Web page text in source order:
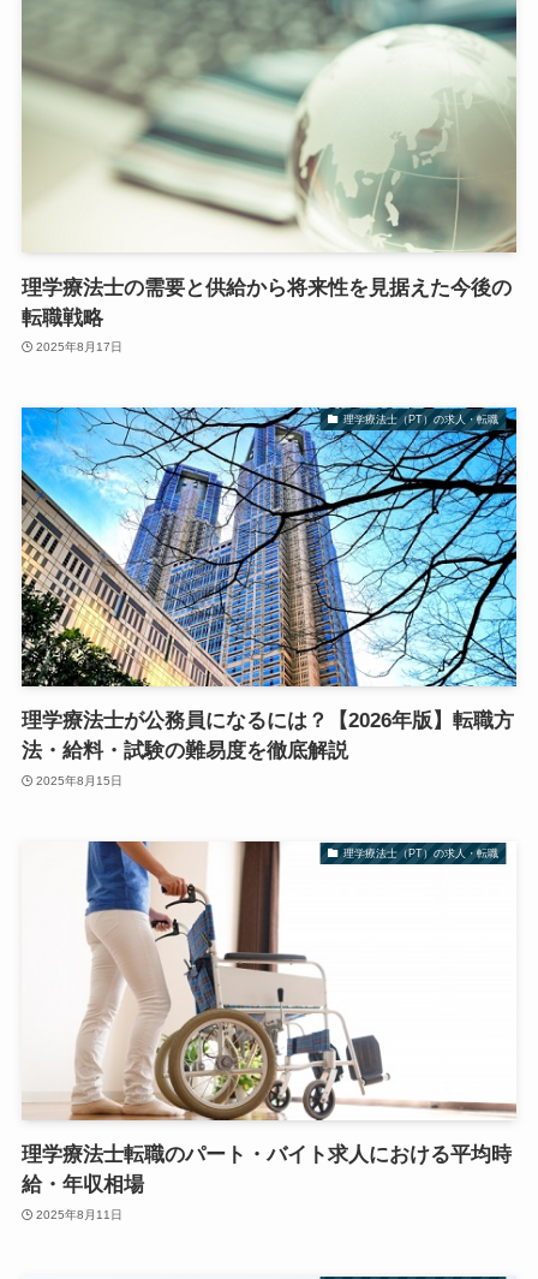
理学療法士の需要と供給から将来性を見据えた今後の
転職戦略
2025年8月17日
理学療法士（PT）の求人・転職
理学療法士が公務員になるには？【2026年版】転職方
法・給料・試験の難易度を徹底解説
2025年8月15日
理学療法士（PT）の求人・転職
理学療法士転職のパート・バイト求人における平均時
給・年収相場
2025年8月11日